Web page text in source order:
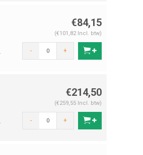
€84,15
(€101,82 Incl. btw)
- +
€214,50
(€259,55 Incl. btw)
- +